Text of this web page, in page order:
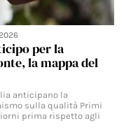
per la
la mappa del
anticipano la
sulla qualità Primi
prima rispetto agli